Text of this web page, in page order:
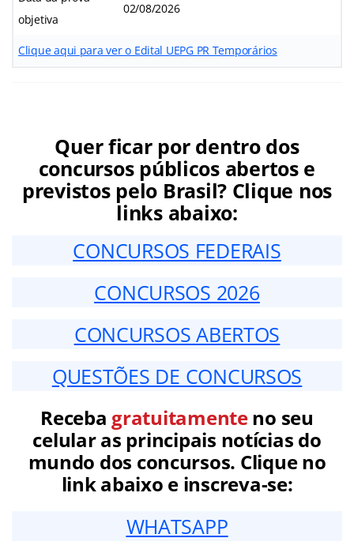
objetiva
02/08/2026
Clique aqui para ver o Edital UEPG PR Temporários
Quer ficar por dentro dos
concursos públicos abertos e
previstos pelo Brasil? Clique nos
links abaixo:
CONCURSOS FEDERAIS
CONCURSOS 2026
CONCURSOS ABERTOS
QUESTÕES DE CONCURSOS
Receba gratuitamenteno seu
celular as principais notícias do
mundo dos concursos. Clique no
link abaixo e inscreva-se:
WHATSAPP